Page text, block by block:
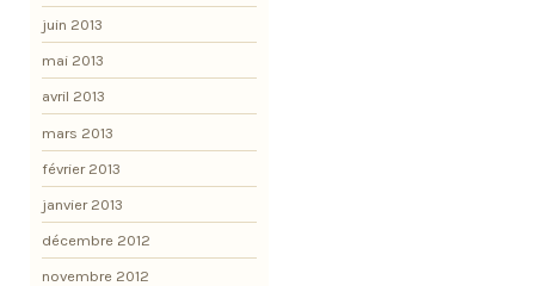
juin 2013
mai 2013
avril 2013
mars 2013
février 2013
janvier 2013
décembre 2012
novembre 2012